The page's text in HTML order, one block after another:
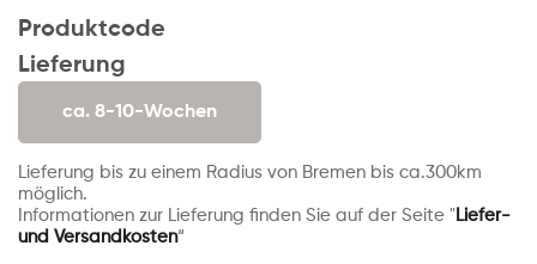
Produktcode
Lieferung
ca. 8-10-Wochen
Lieferung bis zu einem Radius von Bremen bis ca.300km
möglich.
Informationen zur Lieferung finden Sie auf der Seite " Liefer-
und Versandkosten“